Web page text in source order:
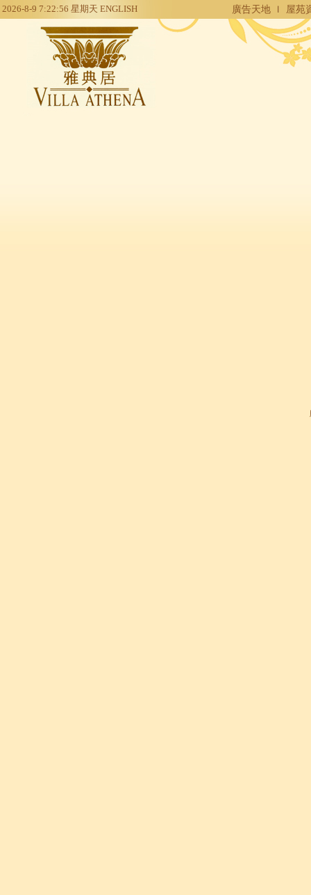
2026-8-9 7:22:57 星期天 ENGLISH 廣告天地 屋苑